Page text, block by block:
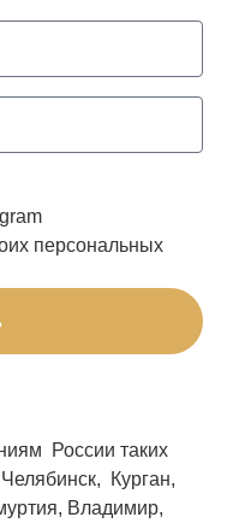
персональных
России таких
Курган,
Владимир,